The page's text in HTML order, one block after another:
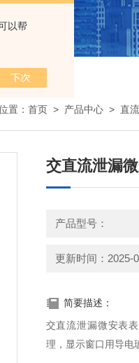
以帮
置： 首页 > 产品中心 > 直
交直流泄漏
产品型号：
更新时间：2025-
简要描述：
交直流泄漏微安表
理，显示窗口用导电